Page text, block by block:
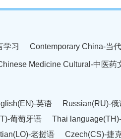
学习 Contemporary China-当
Medicine Cultural-中医药
英语 Russian(RU)-俄
葡萄牙语 Thai
老挝语 Czech(CS)-捷